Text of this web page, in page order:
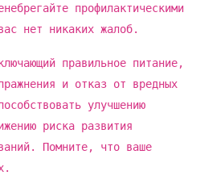
профилактическими
нет никаких жалоб.
правильное питание,
и отказ от вредных
улучшению
риска развития
Помните, что ваше